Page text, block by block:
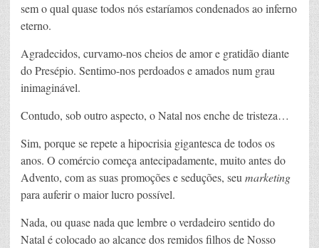
sem o qual quase todos nós estaríamos condenados ao inferno
eterno.
Agradecidos, curvamo-nos cheios de amor e gratidão diante
do Presépio. Sentimo-nos perdoados e amados num grau
inimaginável.
Contudo, sob outro aspecto, o Natal nos enche de tristeza…
Sim, porque se repete a hipocrisia gigantesca de todos os
anos. O comércio começa antecipadamente, muito antes do
Advento, com as suas promoções e seduções, seumarketing
para auferir o maior lucro possível.
Nada, ou quase nada que lembre o verdadeiro sentido do
Natal é colocado ao alcance dos remidos filhos de Nosso